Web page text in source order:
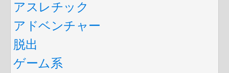
アスレチック
アドベンチャー
脱出
ゲーム系